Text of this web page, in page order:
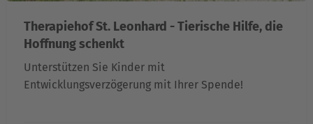
Therapiehof St. Leonhard - Tierische Hilfe, die
Hoffnung schenkt
Unterstützen Sie Kinder mit
Entwicklungsverzögerung mit Ihrer Spende!